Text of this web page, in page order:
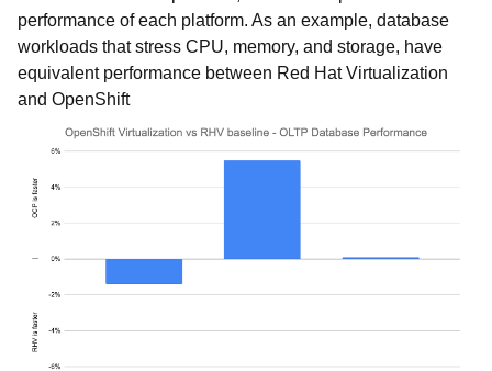
performance of each platform. As an example, database
workloads that stress CPU, memory, and storage, have
equivalent performance between Red Hat Virtualization
and OpenShift